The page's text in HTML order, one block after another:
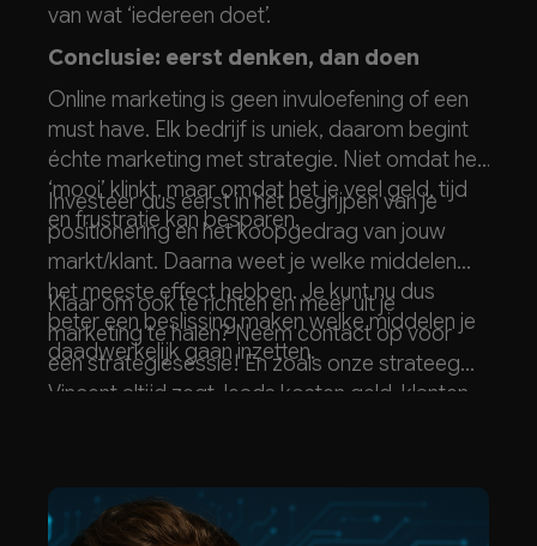
van wat ‘iedereen doet’.
Conclusie: eerst denken, dan doen
Online marketing is geen invuloefening of een
must have. Elk bedrijf is uniek, daarom begint
échte marketing met strategie. Niet omdat het
‘mooi’ klinkt, maar omdat het je veel geld, tijd
en frustratie kan besparen.
Investeer dus eerst in het begrijpen van je
positionering en het koopgedrag van jouw
markt/klant. Daarna weet je welke middelen
het meeste effect hebben. Je kunt nu dus
beter een beslissing maken welke middelen je
daadwerkelijk gaan inzetten.
Klaar om ook te richten en meer uit je
marketing te halen? Neem contact op voor
eenstrategiesessie! En zoals onze strateeg
Vincent altijd zegt, leads kosten geld, klanten